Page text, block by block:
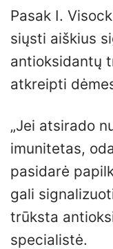
Pasak I.
siųsti aiškius
antioksidantų
atkreipti
„Jei atsirado
imunitetas,
pasidarė
gali
trūksta
specialistė.